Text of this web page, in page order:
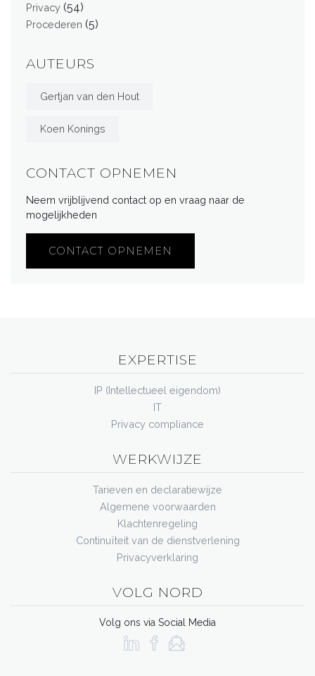
Privacy (54)
Procederen (5)
AUTEURS
Gertjan van den Hout
Koen Konings
CONTACT OPNEMEN
Neem vrijblijvend contact op en vraag naar de
mogelijkheden
CONTACT OPNEMEN
EXPERTISE
IP (Intellectueel eigendom)
IT
Privacy compliance
WERKWIJZE
Tarieven en declaratiewijze
Algemene voorwaarden
Klachtenregeling
Continuïteit van de dienstverlening
Privacyverklaring
VOLG NORD
Volg ons via Social Media